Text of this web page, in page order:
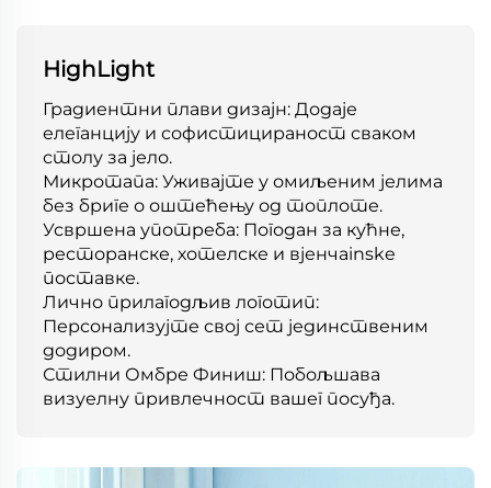
HighLight
Градиентни плави дизајн: Додаје
елеганцију и софистицираност сваком
столу за јело.
Микротапа: Уживајте у омиљеним јелима
без бриге о оштећењу од топлоте.
Усвршена употреба: Погодан за кућне,
ресторанске, хотелске и вјенчаinske
поставке.
Лично прилагодљив логотип:
Персонализујте свој сет јединственим
додиром.
Стилни Омбре Финиш: Побољшава
визуелну привлечност вашег посуђа.